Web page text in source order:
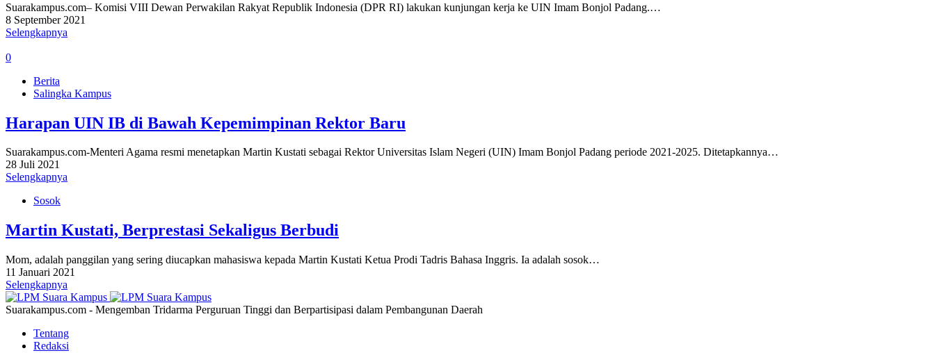
Suarakampus.com– Komisi VIII Dewan Perwakilan Rakyat Republik Indonesia (DPR RI) lakukan kunjungan kerja ke UIN Imam Bonjol Padang.…
8 September 2021
Selengkapnya
0
Berita
Salingka Kampus
Harapan UIN IB di Bawah Kepemimpinan Rektor Baru
Suarakampus.com-Menteri Agama resmi menetapkan Martin Kustati sebagai Rektor Universitas Islam Negeri (UIN) Imam Bonjol Padang periode 2021-2025. Ditetapkannya…
28 Juli 2021
Selengkapnya
Sosok
Martin Kustati, Berprestasi Sekaligus Berbudi
Mom, adalah panggilan yang sering diucapkan mahasiswa kepada Martin Kustati Ketua Prodi Tadris Bahasa Inggris. Ia adalah sosok…
11 Januari 2021
Selengkapnya
Suarakampus.com - Mengemban Tridarma Perguruan Tinggi dan Berpartisipasi dalam Pembangunan Daerah
Tentang
Redaksi